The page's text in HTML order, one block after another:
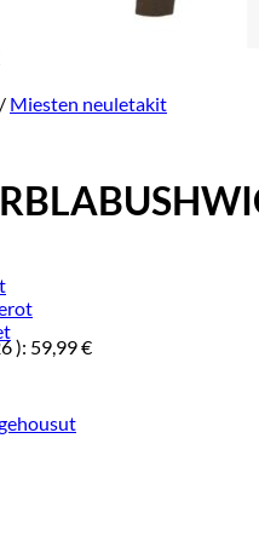
/ Miesten neuletakit
): 59,99€